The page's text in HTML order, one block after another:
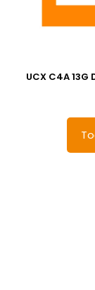
UCX C4A